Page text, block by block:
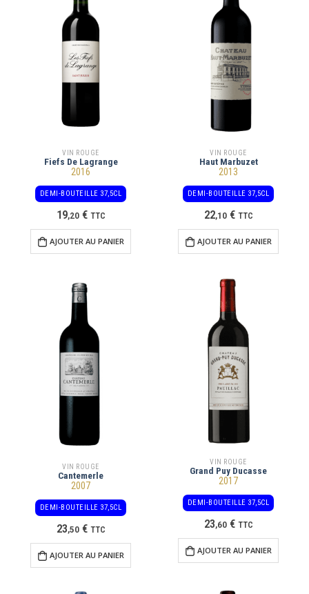
VIN ROUGE
Fiefs De Lagrange
2016
DEMI-BOUTEILLE 37,5CL
19,20 € TTC
AJOUTER AU PANIER
VIN ROUGE
Haut Marbuzet
2013
DEMI-BOUTEILLE 37,5CL
22,10 € TTC
AJOUTER AU PANIER
VIN ROUGE
Cantemerle
2007
DEMI-BOUTEILLE 37,5CL
23,50 € TTC
AJOUTER AU PANIER
VIN ROUGE
Grand Puy Ducasse
2017
DEMI-BOUTEILLE 37,5CL
23,60 € TTC
AJOUTER AU PANIER